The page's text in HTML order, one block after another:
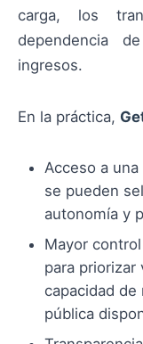
carga, los
dependencia
ingresos.
En la práctica,
Acceso a
se pueden
autonomía y
Mayor
para priorizar
capacidad de
pública